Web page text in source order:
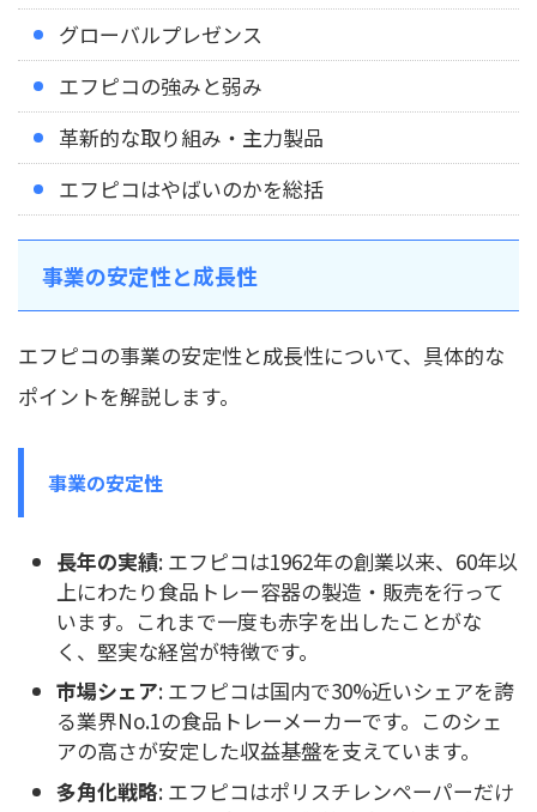
グローバルプレゼンス
エフピコの強みと弱み
革新的な取り組み・主力製品
エフピコはやばいのかを総括
事業の安定性と成長性
エフピコの事業の安定性と成長性について、具体的な
ポイントを解説します。
事業の安定性
長年の実績: エフピコは1962年の創業以来、60年以
上にわたり食品トレー容器の製造・販売を行って
います。これまで一度も赤字を出したことがな
く、堅実な経営が特徴です。
市場シェア: エフピコは国内で30%近いシェアを誇
る業界No.1の食品トレーメーカーです。このシェ
アの高さが安定した収益基盤を支えています。
多角化戦略: エフピコはポリスチレンペーパーだけ